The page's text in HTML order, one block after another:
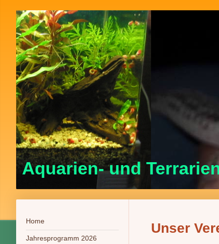
Aquarien- und
Home
Jahresprogramm 2026
Unser